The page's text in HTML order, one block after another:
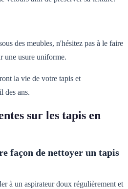
des meubles, n'hésitez pas à le faire
une usure uniforme.
la vie de votre tapis et
des ans.
sur les tapis en
façon de nettoyer un tapis
à un aspirateur doux régulièrement et